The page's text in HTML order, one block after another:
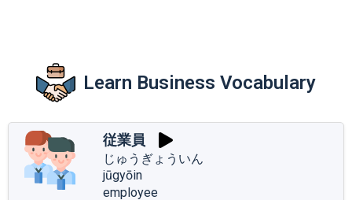
Learn Business Vocabulary
従業員
じゅうぎょういん
jūgyōin
employee